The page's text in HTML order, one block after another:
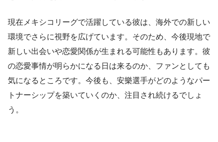
現在メキシコリーグで活躍している彼は、海外での新しい
環境でさらに視野を広げています。そのため、今後現地で
新しい出会いや恋愛関係が生まれる可能性もあります。彼
の恋愛事情が明らかになる日は来るのか、ファンとしても
気になるところです。今後も、安樂選手がどのようなパー
トナーシップを築いていくのか、注目され続けるでしょ
う。